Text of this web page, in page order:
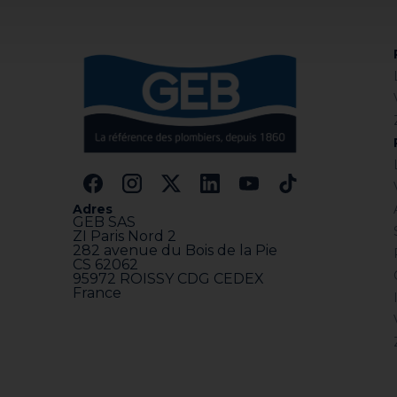
De spatel en het mengbakje kunt u het
Indien nodig is het nog niet uitgeharde
Uitgehard kan het product uitsluitend
Adres
GEB SAS
ZI Paris Nord 2
282 avenue du Bois de la Pie
CS 62062
95972 ROISSY CDG CEDEX
France